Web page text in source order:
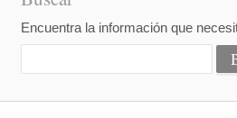
Encuentra la información que